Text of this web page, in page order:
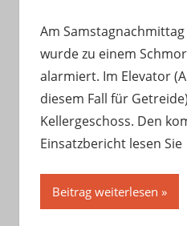
Am
wurde zu einem
alarmiert. Im Elevator
diesem Fall für
Kellergeschoss. Den
Einsatzbericht lesen Sie
Beitrag weiterlesen